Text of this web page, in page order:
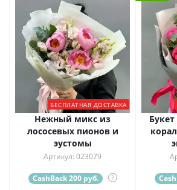
БЕСПЛАТНАЯ ДОСТАВКА
Нежный микс из
лососевых пионов и
эустомы
Артикул: 023079
CashBack 200 руб. ?